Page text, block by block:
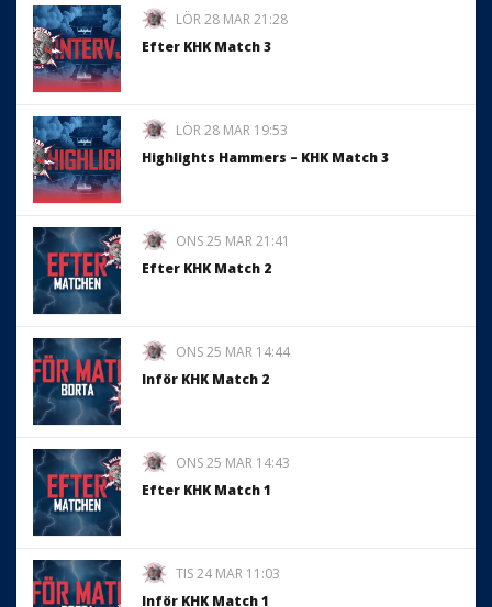
LÖR 28 MAR 21:28
Efter KHK Match 3
LÖR 28 MAR 19:53
Highlights Hammers – KHK Match 3
ONS 25 MAR 21:41
Efter KHK Match 2
ONS 25 MAR 14:44
Inför KHK Match 2
ONS 25 MAR 14:43
Efter KHK Match 1
TIS 24 MAR 11:03
Inför KHK Match 1